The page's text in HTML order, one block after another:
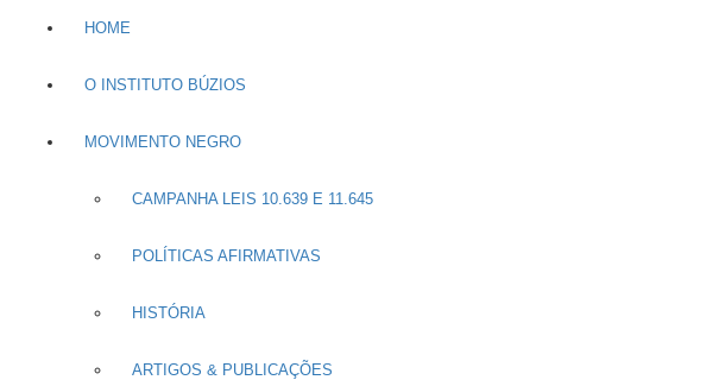
HOME
O INSTITUTO BÚZIOS
MOVIMENTO NEGRO
CAMPANHA LEIS 10.639 E 11.645
POLÍTICAS AFIRMATIVAS
HISTÓRIA
ARTIGOS & PUBLICAÇÕES